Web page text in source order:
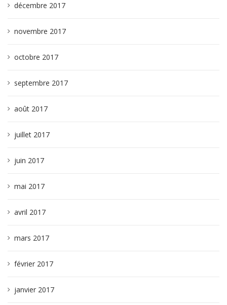
décembre 2017
novembre 2017
octobre 2017
septembre 2017
août 2017
juillet 2017
juin 2017
mai 2017
avril 2017
mars 2017
février 2017
janvier 2017